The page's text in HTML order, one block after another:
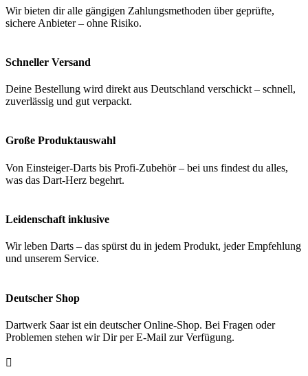
Wir bieten dir alle gängigen Zahlungsmethoden über geprüfte,
sichere Anbieter – ohne Risiko.
Schneller Versand
Deine Bestellung wird direkt aus Deutschland verschickt – schnell,
zuverlässig und gut verpackt.
Große Produktauswahl
Von Einsteiger-Darts bis Profi-Zubehör – bei uns findest du alles,
was das Dart-Herz begehrt.
Leidenschaft inklusive
Wir leben Darts – das spürst du in jedem Produkt, jeder Empfehlung
und unserem Service.
Deutscher Shop
Dartwerk Saar ist ein deutscher Online-Shop. Bei Fragen oder
Problemen stehen wir Dir per E-Mail zur Verfügung.
